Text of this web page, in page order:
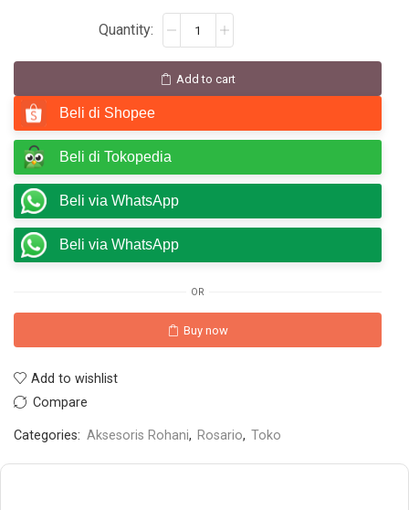
Add to cart
Beli di Shopee
Beli di Tokopedia
Beli via WhatsApp
Beli via WhatsApp
OR
Buy now
Add to wishlist
Compare
Categories: Aksesoris Rohani, Rosario, Toko